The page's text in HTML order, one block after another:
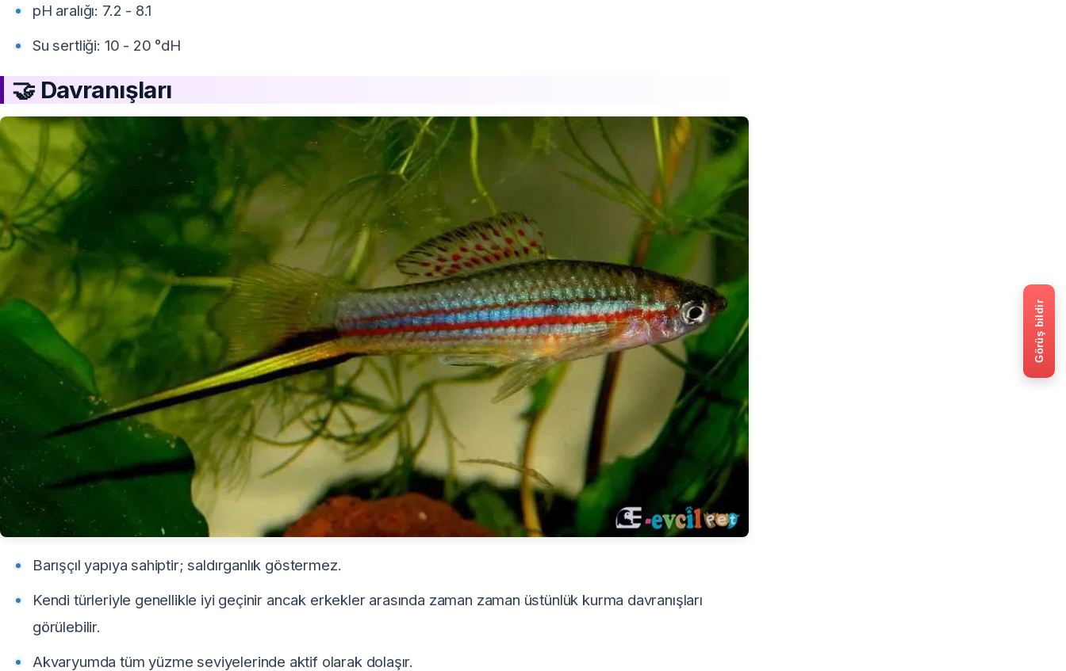
pH aralığı: 7.2 - 8.1
Su sertliği: 10 - 20 °dH
🤝 Davranışları
Barışçıl yapıya sahiptir; saldırganlık göstermez.
Kendi türleriyle genellikle iyi geçinir ancak erkekler arasında zaman zaman üstünlük kurma davranışları
görülebilir.
Akvaryumda tüm yüzme seviyelerinde aktif olarak dolaşır.
Görüş bildir